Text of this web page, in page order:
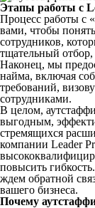
Этапы работы с
Процесс работы с
вами, чтобы
сотрудников,
тщательный
Наконец, мы
найма, включая
требований,
сотрудниками.
В целом,
выгодным,
стремящихся
компании Leader
повысить
ждем обратной
вашего бизнеса.
Почему